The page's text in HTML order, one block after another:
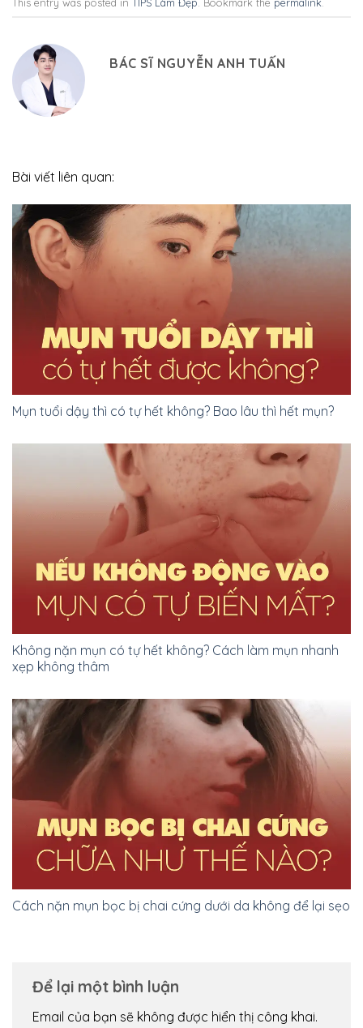
BÁC SĨ NGUYỄN ANH TUẤN
Bài viết liên quan:
Mụn tuổi dậy thì có tự hết không? Bao lâu thì hết mụn?
Không nặn mụn có tự hết không? Cách làm mụn nhanh
xẹp không thâm
Cách nặn mụn bọc bị chai cứng dưới da không để lại sẹo
Để lại một bình luận
Email của bạn sẽ không được hiển thị công khai.